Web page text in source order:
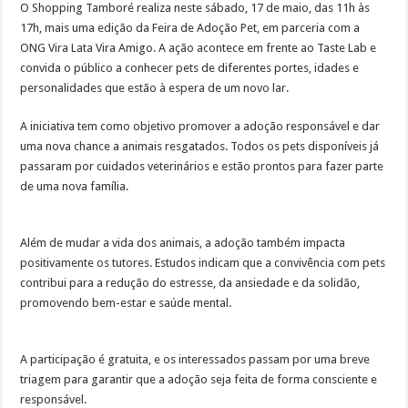
O Shopping Tamboré realiza neste sábado, 17 de maio, das 11h às
17h, mais uma edição da Feira de Adoção Pet, em parceria com a
ONG Vira Lata Vira Amigo. A ação acontece em frente ao Taste Lab e
convida o público a conhecer pets de diferentes portes, idades e
personalidades que estão à espera de um novo lar.
A iniciativa tem como objetivo promover a adoção responsável e dar
uma nova chance a animais resgatados. Todos os pets disponíveis já
passaram por cuidados veterinários e estão prontos para fazer parte
de uma nova família.
Além de mudar a vida dos animais, a adoção também impacta
positivamente os tutores. Estudos indicam que a convivência com pets
contribui para a redução do estresse, da ansiedade e da solidão,
promovendo bem-estar e saúde mental.
A participação é gratuita, e os interessados passam por uma breve
triagem para garantir que a adoção seja feita de forma consciente e
responsável.